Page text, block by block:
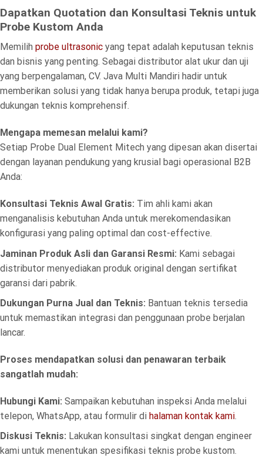
Dapatkan Quotation dan Konsultasi Teknis untuk
Probe Kustom Anda
Memilih probe ultrasonic yang tepat adalah keputusan teknis
dan bisnis yang penting. Sebagai distributor alat ukur dan uji
yang berpengalaman, CV. Java Multi Mandiri hadir untuk
memberikan solusi yang tidak hanya berupa produk, tetapi juga
dukungan teknis komprehensif.
Mengapa memesan melalui kami?
Setiap Probe Dual Element Mitech yang dipesan akan disertai
dengan layanan pendukung yang krusial bagi operasional B2B
Anda:
Konsultasi Teknis Awal Gratis: Tim ahli kami akan
menganalisis kebutuhan Anda untuk merekomendasikan
konfigurasi yang paling optimal dan cost-effective.
Jaminan Produk Asli dan Garansi Resmi: Kami sebagai
distributor menyediakan produk original dengan sertifikat
garansi dari pabrik.
Dukungan Purna Jual dan Teknis: Bantuan teknis tersedia
untuk memastikan integrasi dan penggunaan probe berjalan
lancar.
Proses mendapatkan solusi dan penawaran terbaik
sangatlah mudah:
Hubungi Kami: Sampaikan kebutuhan inspeksi Anda melalui
telepon, WhatsApp, atau formulir di halaman kontak kami.
Diskusi Teknis: Lakukan konsultasi singkat dengan engineer
kami untuk menentukan spesifikasi teknis probe kustom.